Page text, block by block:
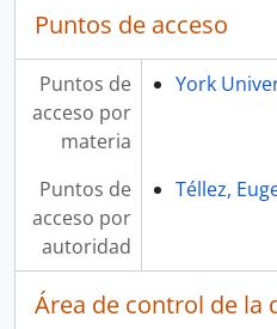
Puntos de acceso
Puntos de
acceso por
materia
York
Puntos de
acceso por
autoridad
Téllez,
Área de control de la